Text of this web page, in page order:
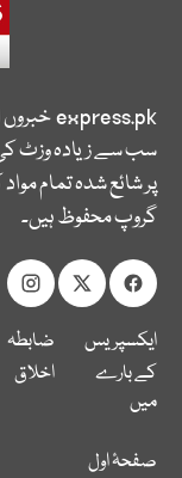
express.pk
سب سے زیادہ وزٹ
پر شائع شدہ تمام
گروپ محفوظ ہیں۔
ایکسپریس
کے بارے
میں
ضابطہ
اخلاق
صفحۂ اول